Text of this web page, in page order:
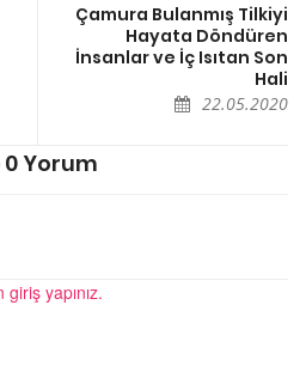
Çamura Bulanmış Tilkiyi
Hayata Döndüren
İnsanlar ve İç Isıtan Son
Hali
22.05.2020
0 Yorum
yapınız.